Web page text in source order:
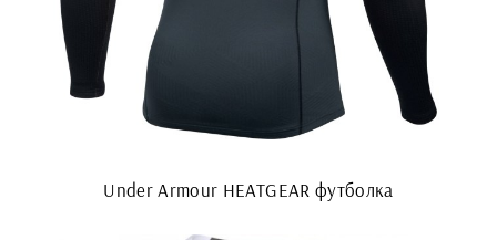
Under Armour HEATGEAR футболка